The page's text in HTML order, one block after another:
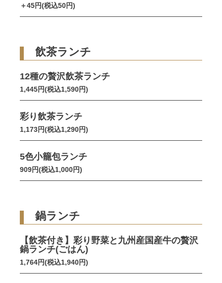
＋45円(税込50円)
飲茶ランチ
12種の贅沢飲茶ランチ
1,445円(税込1,590円)
彩り飲茶ランチ
1,173円(税込1,290円)
5色小籠包ランチ
909円(税込1,000円)
鍋ランチ
【飲茶付き】彩り野菜と九州産国産牛の贅沢
鍋ランチ(ごはん)
1,764円(税込1,940円)